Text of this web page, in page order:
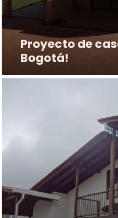
Proyecto de
Bogotá!